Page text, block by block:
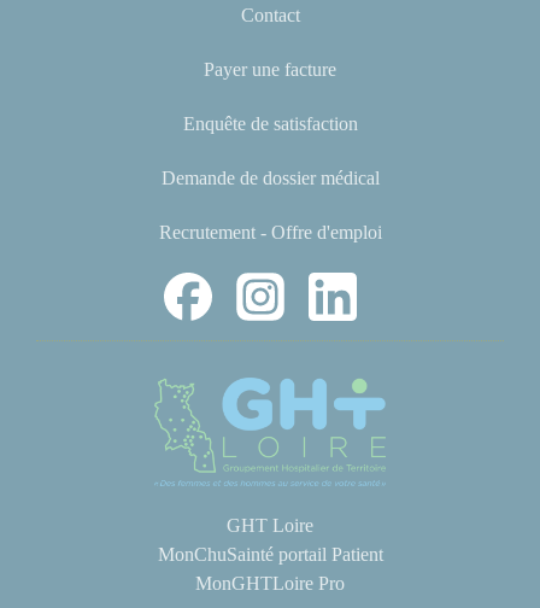
Contact
Payer une facture
Enquête de satisfaction
Demande de dossier médical
Recrutement - Offre d'emploi
GHT Loire
MonChuSainté portail Patient
MonGHTLoire Pro